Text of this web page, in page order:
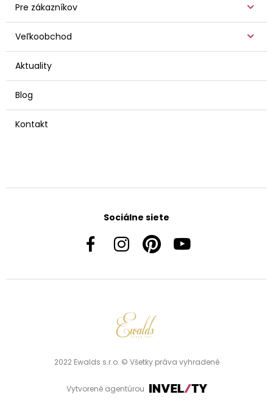
Pre zákazníkov
Veľkoobchod
Aktuality
Blog
Kontakt
Sociálne siete
2022 Ewalds s.r.o. © Všetky práva vyhradené
Vytvorené agentúrou